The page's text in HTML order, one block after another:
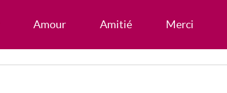
Amour Amitié Merci